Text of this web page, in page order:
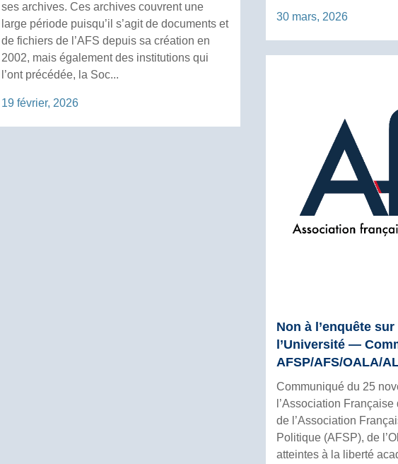
30 mars, 2026
ses archives. Ces archives couvrent une
large période puisqu’il s’agit de documents et
de fichiers de l’AFS depuis sa création en
2002, mais également des institutions qui
l’ont précédée, la Soc...
19 février, 2026
Non à l’enquête
l’Université —
AFSP/AFS/OALA/
Communiqué du 25
l’Association
de l’Association
Politique (AFSP), de
atteintes à la liberté